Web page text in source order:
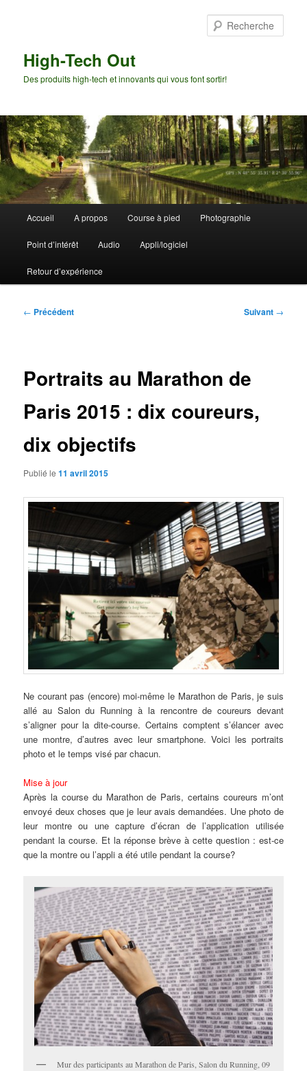
High-Tech Out
Des produits high-tech et innovants qui vous font sortir!
principal
Accueil A propos Course à pied Photographie
Point d’intérêt Audio Appli/logiciel
Retour d’expérience
Navigation
← Précédent Suivant →
Portraits au Marathon de
Paris 2015 : dix coureurs,
dix objectifs
Publié le11 avril 2015
Ne courant pas (encore) moi-même le Marathon de Paris, je suis
allé au Salon du Running à la rencontre de coureurs devant
s’aligner pour la dite-course. Certains comptent s’élancer avec
une montre, d’autres avec leur smartphone. Voici les portraits
photo et le temps visé par chacun.
Mise à jour
Après la course du Marathon de Paris, certains coureurs m’ont
envoyé deux choses que je leur avais demandées. Une photo de
leur montre ou une capture d’écran de l’application utilisée
pendant la course. Et la réponse brève à cette question : est-ce
que la montre ou l’appli a été utile pendant la course?
Mur des participants au Marathon de Paris, Salon du Running, 09